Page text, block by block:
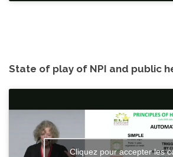
State of play of NPI and public
Cliquez pour accepter les